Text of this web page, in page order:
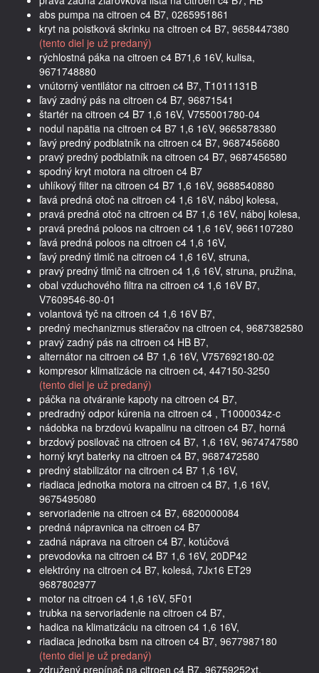
abs pumpa na citroen c4 B7, 0265951861
kryt na poistková skrinku na citroen c4 B7, 9658447380
(tento diel je už predaný)
rýchlostná páka na citroen c4 B71,6 16V, kulisa,
9671748880
vnútorný ventilátor na citroen c4 B7, T1011131B
ľavý zadný pás na citroen c4 B7, 96871541
štartér na citroen c4 B7 1,6 16V, V755001780-04
nodul napätia na citroen c4 B7 1,6 16V, 9665878380
ľavý predný podblatník na citroen c4 B7, 9687456680
pravý predný podblatník na citroen c4 B7, 9687456580
spodný kryt motora na citroen c4 B7
uhlíkový filter na citroen c4 B7 1,6 16V, 9688540880
ľavá predná otoč na citroen c4 1,6 16V, náboj kolesa,
pravá predná otoč na citroen c4 B7 1,6 16V, náboj kolesa,
pravá predná poloos na citroen c4 1,6 16V, 9661107280
ľavá predná poloos na citroen c4 1,6 16V,
ľavý predný tlmič na citroen c4 1,6 16V, struna,
pravý predný tlmič na citroen c4 1,6 16V, struna, pružina,
obal vzduchového filtra na citroen c4 1,6 16V B7,
V7609546-80-01
volantová tyč na citroen c4 1,6 16V B7,
predný mechanizmus stieračov na citroen c4, 9687382580
pravý zadný pás na citroen c4 HB B7,
alternátor na citroen c4 B7 1,6 16V, V757692180-02
kompresor klimatizácie na citroen c4, 447150-3250
(tento diel je už predaný)
páčka na otváranie kapoty na citroen c4 B7,
predradný odpor kúrenia na citroen c4 , T1000034z-c
nádobka na brzdovú kvapalinu na citroen c4 B7, horná
brzdový posilovač na citroen c4 B7, 1,6 16V, 9674747580
horný kryt baterky na citroen c4 B7, 9687472580
predný stabilizátor na citroen c4 B7 1,6 16V,
riadiaca jednotka motora na citroen c4 B7, 1,6 16V,
9675495080
servoriadenie na citroen c4 B7, 6820000084
predná nápravnica na citroen c4 B7
zadná náprava na citroen c4 B7, kotúčová
prevodovka na citroen c4 B7 1,6 16V, 20DP42
elektróny na citroen c4 B7, kolesá, 7Jx16 ET29
9687802977
motor na citroen c4 1,6 16V, 5F01
trubka na servoriadenie na citroen c4 B7,
hadica na klimatizáciu na citroen c4 1,6 16V,
riadiaca jednotka bsm na citroen c4 B7, 9677987180
(tento diel je už predaný)
združený prepínač na citroen c4 B7, 96759252xt,